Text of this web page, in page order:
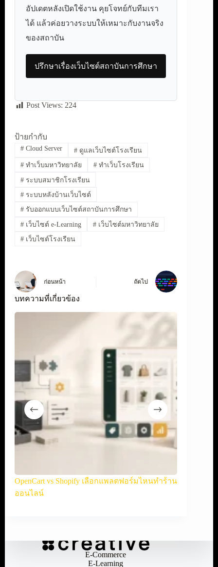
อัปเดตหลังเปิดใช้งาน คุยโจทย์กับทีมเรา
ได้ แล้วค่อยวางระบบให้เหมาะกับงานจริง
ของสถาบัน
ปรึกษาเรื่องเว็บไซต์สถาบันการศึกษา
Post Views: 224
ป้ายกำกับ
#Cloud Server #ดูแลเว็บไซต์โรงเรียน
#ทำเว็บมหาวิทยาลัย #ทำเว็บโรงเรียน
#ระบบสมาชิกโรงเรียน
#ระบบหลังบ้านเว็บไซต์
#รับออกแบบเว็บไซต์สถาบันการศึกษา
#เว็บไซต์ e-Learning #เว็บไซต์มหาวิทยาลัย
#เว็บไซต์โรงเรียน
ก่อนหน้า ถัดไป
บทความที่เกี่ยวข้อง
OpenCart vs Shopify เลือกแพลตฟอร์มไหนทำร้าน
ออนไลน์
E-Commerce
E-Learning